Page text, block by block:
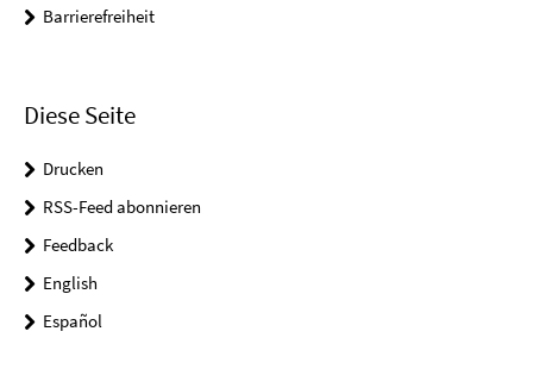
Barrierefreiheit
Diese Seite
Drucken
RSS-Feed abonnieren
Feedback
English
Español